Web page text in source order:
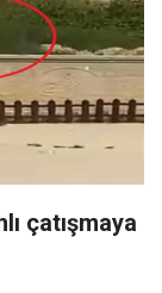
çatışmaya